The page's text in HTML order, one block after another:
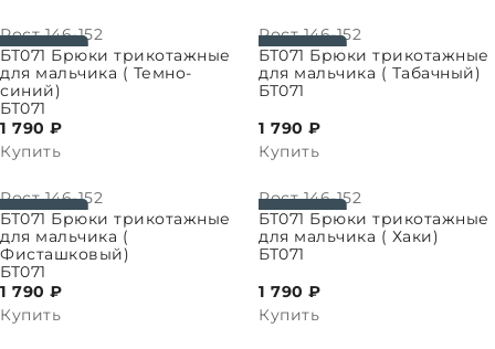
Рост 146-152
БТ071 Брюки трикотажные
для мальчика ( Темно-
синий)
БТ071
1 790 ₽
Купить
Рост 146-152
ВЫБРАТЬ ПАРАМЕТРЫБТ071 Брюки трикотажные
для мальчика ( Табачный)
БТ071
1 790 ₽
Купить
Рост 146-152
БТ071 Брюки трикотажные
для мальчика (
Фисташковый)
БТ071
1 790 ₽
Купить
Рост 146-152
ВЫБРАТЬ ПАРАМЕТРЫБТ071 Брюки трикотажные
для мальчика ( Хаки)
БТ071
1 790 ₽
Купить